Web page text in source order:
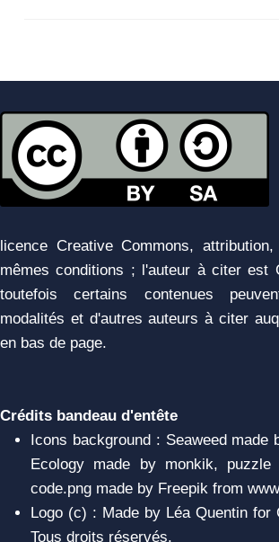
licence Creative Commons,
mêmes conditions ; l'auteur à citer est
toutefois certains contenues
modalités et d'autres auteurs à citer
en bas de page.
Crédits bandeau d'entête
Icons background : Seaweed made
Ecology made by monkik,
code.png made by Freepik from
Logo (c) : Made by Léa Quentin for
Tous droits réservés.